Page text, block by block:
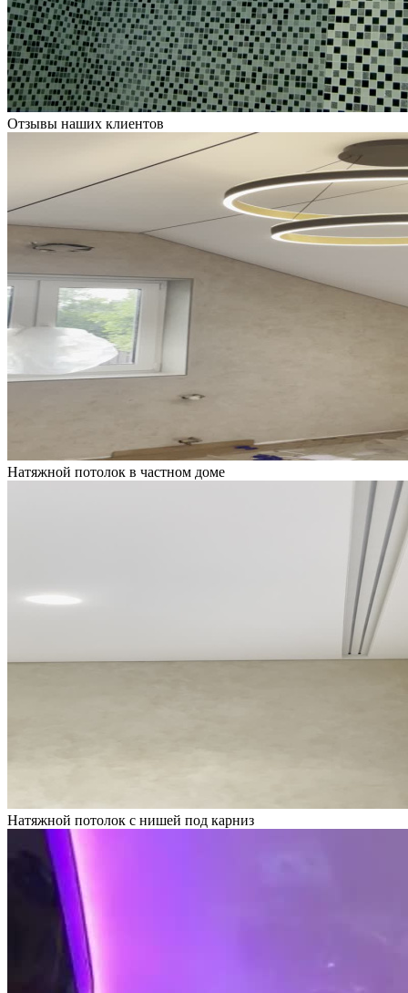
Отзывы наших клиентов
Натяжной потолок в частном доме
Натяжной потолок с нишей под карниз